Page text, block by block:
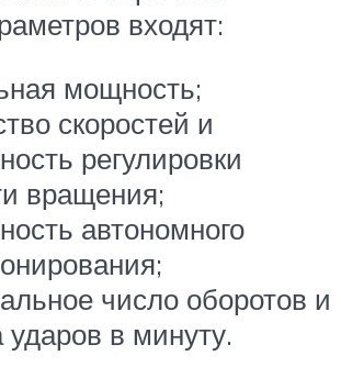
входят:
мощность;
скоростей и
регулировки
вращения;
автономного
число оборотов и
ударов в минуту.